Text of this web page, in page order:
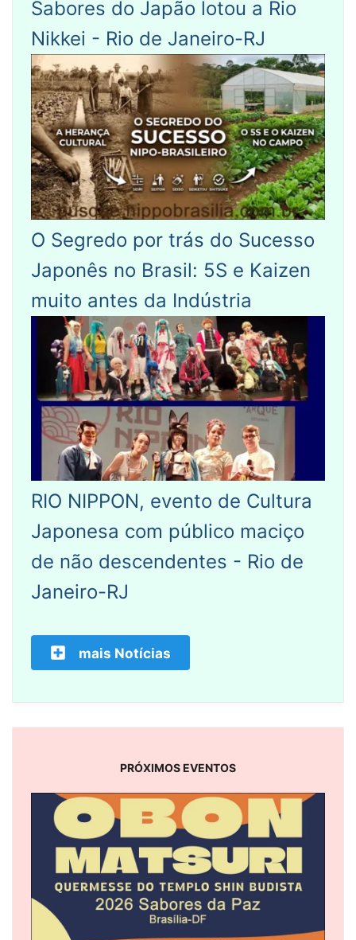
Sabores do Japão lotou a Rio
Nikkei - Rio de Janeiro-RJ
O Segredo por trás do Sucesso
Japonês no Brasil: 5S e Kaizen
muito antes da Indústria
RIO NIPPON, evento de Cultura
Japonesa com público maciço
de não descendentes - Rio de
Janeiro-RJ
mais Notícias
PRÓXIMOS EVENTOS